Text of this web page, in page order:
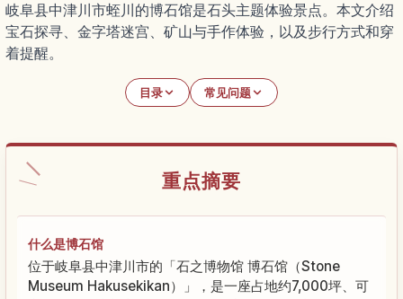
岐阜县中津川市蛭川的博石馆是石头主题体验景点。本文介绍
宝石探寻、金字塔迷宫、矿山与手作体验，以及步行方式和穿
着提醒。
目录 常见问题
重点摘要
什么是博石馆
位于岐阜县中津川市的「石之博物馆 博石馆（Stone
Museum Hakusekikan）」，是一座占地约7,000坪、可